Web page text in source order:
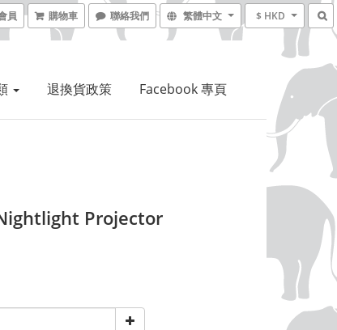
員 購物車 聯絡我們 繁體中文 $ HKD
退換貨政策 Facebook 專頁
Projector